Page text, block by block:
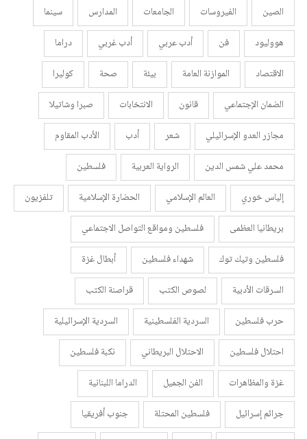
الصين
الفيروسات الجامعات المدارس
سينما
هووليود
فن أدب عربي أدب غربي
دراما
الاقتصاد
الموازنة العامة بيئة صحة
كوليرا
الضمان الإجتماعي
قانون الانتخابات
صبرا وشاتيلا
مجازر العدو الإسرائيلي
شعر أدب
الأدب المقاوم
محمد علي شمس الدين
الرواية العربية
فلسطين
إلياس خوري
العالم الإسلامي الحضارة الإسلامية
تلفزيون
بريطانيا العظمى
فلسطين ومواقع التواصل الاجتماعي
فلسطين وتيك توك
شهداء فلسطين
أبطال غزة
السرقات الأدبية
لصوص الكتب
قراصنة الكتب
حرب فلسطين
السردية الفلسطينية
السردية الإسرائيلية
احتلال فلسطين
الاحتلال البريطاني
نكبة فلسطين
غزة والمظاهرات
الفن الجميل
الدراما اللبنانية
جرائم إسرائيل
فلسطين المحتلة
جنوب أفريقيا